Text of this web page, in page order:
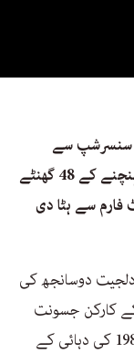
سنسرشپ سے
متعلق کشمکش کے بعد بالآخر ناظرین تک پہنچنے کے 48 گھنٹے
سے ہٹا دی
دلجیت دوسانجھ کی
کارکن جسونت
سنگھ کھالڑا کی زندگی پر بنی ہے۔ کھالڑا نے 1980 کی دہائی کے